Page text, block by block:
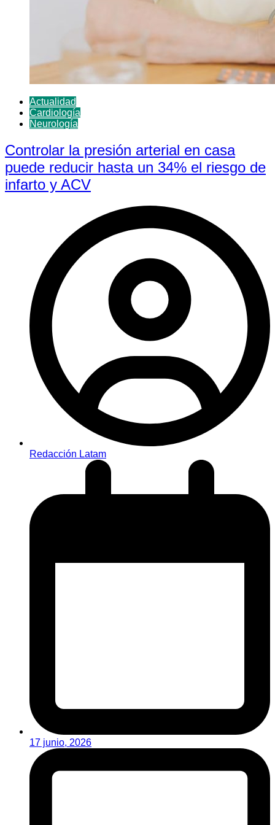
Actualidad
Cardiología
Neurología
Controlar la presión arterial en casa
puede reducir hasta un 34% el riesgo de
infarto y ACV
Redacción Latam
17 junio, 2026